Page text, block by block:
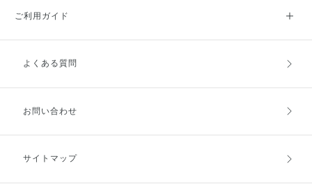
ご利用ガイド
ご利用ガイドトップ
お支払方法
キャンセル・返品・交換
よくある質問
お問い合わせ
サイトマップ